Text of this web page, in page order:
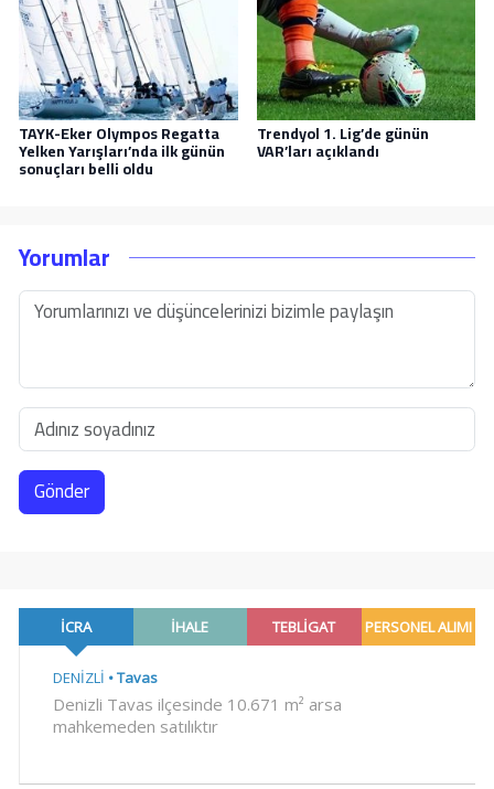
TAYK-Eker Olympos Regatta
Yelken Yarışları’nda ilk günün
sonuçları belli oldu
Trendyol 1. Lig’de günün
VAR’ları açıklandı
Yorumlar
Gönder